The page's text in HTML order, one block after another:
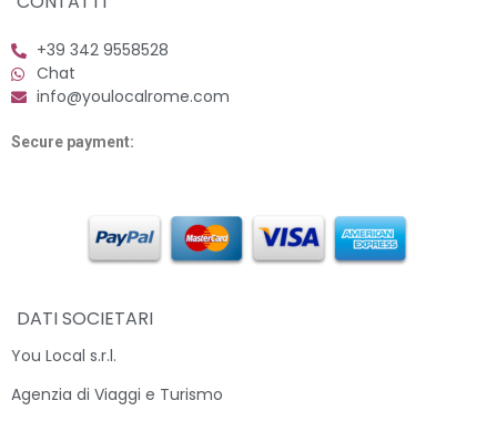
+39 342 9558528
Chat
info@youlocalrome.com
Secure payment:
DATI SOCIETARI
You Local s.r.l.
Agenzia di Viaggi e Turismo